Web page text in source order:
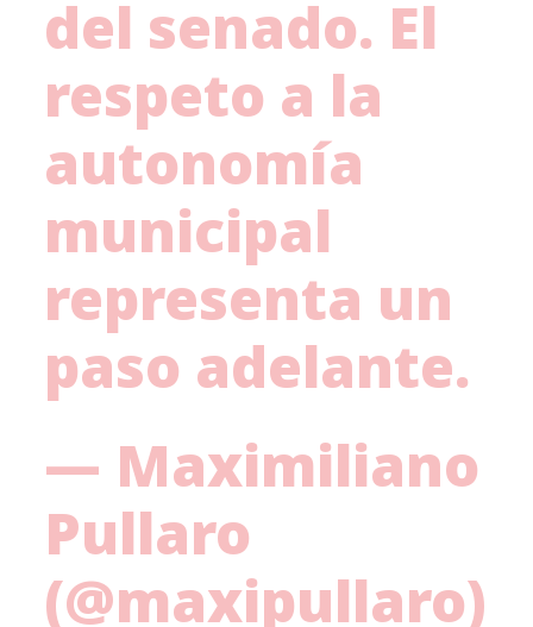
del senado. El
respeto a la
autonomía
municipal
representa un
paso adelante.
— Maximiliano
Pullaro
(@maxipullaro)